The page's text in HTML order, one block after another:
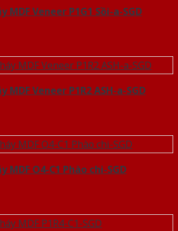
MDF Veneer P1G1 Sồi-a-SGD
MDF Veneer P1R2 ASH-a-SGD
MDF O4-C1 Phào chi-SGD